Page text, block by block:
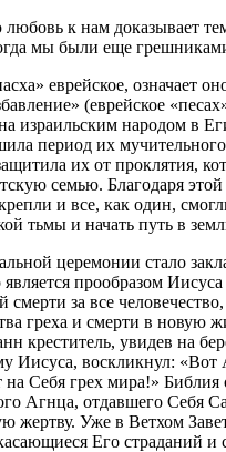
к нам доказывает
мы были еще
еврейское, означает
(еврейское
израильским народом в
период их
их от проклятия,
семью. Благодаря этой
и все, как один,
тьмы и начать путь в
церемонии стало
является прообразом
смерти за все
греха и смерти в новую
креститель, увидев на
Иисуса, воскликнул:
на Себя грех мира!»
Агнца, отдавшего Себя
жертву. Уже в Ветхом
Его страданий и